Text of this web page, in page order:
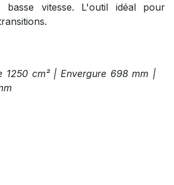
basse vitesse. L'outil idéal pour
1250 cm² | Envergure 698 mm |